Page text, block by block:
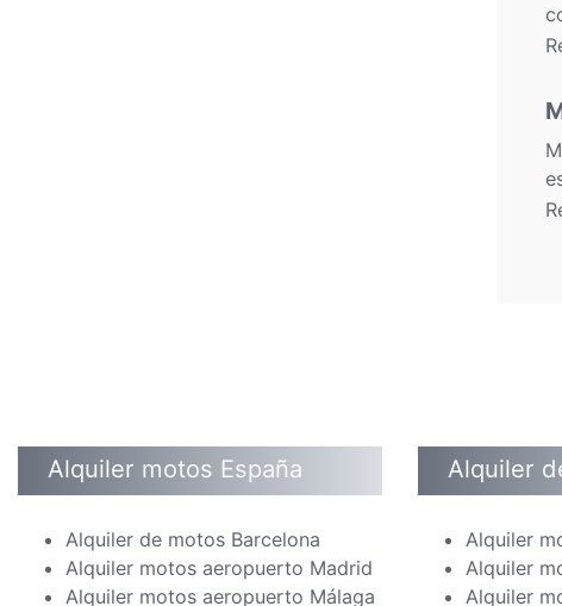
Alquiler motos España
Alquiler de motos Barcelona
Alquiler motos aeropuerto Madrid
Alquiler motos aeropuerto Málaga
Alquiler
Alquiler
Alquiler
Alquiler